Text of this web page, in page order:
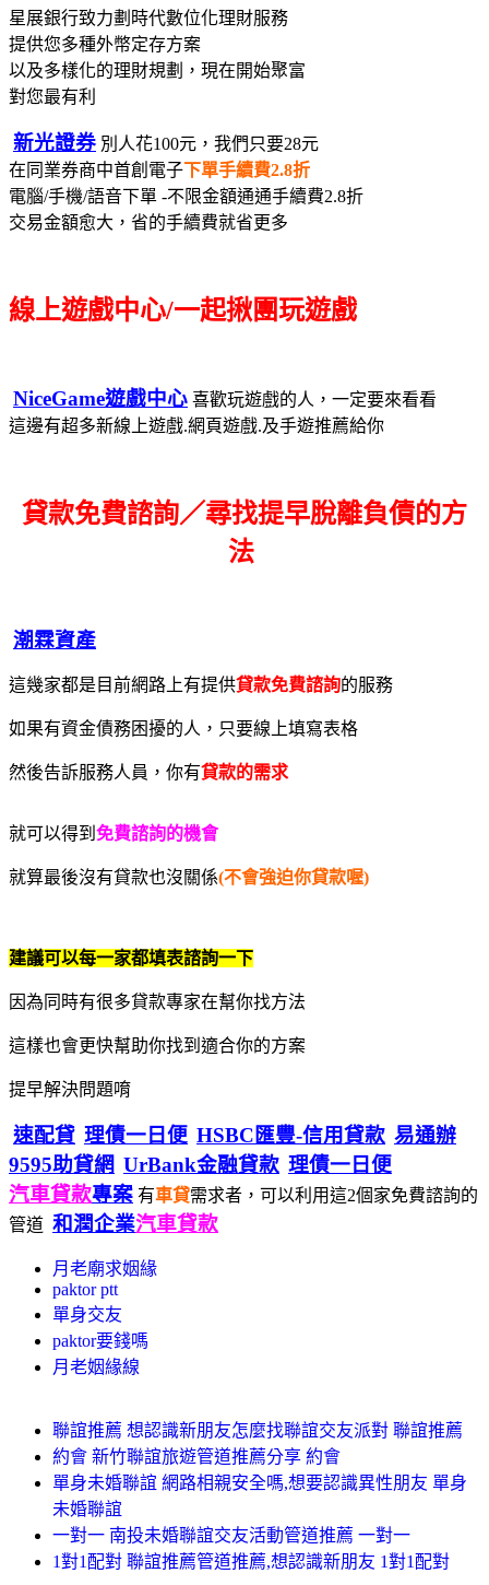
星展銀行致力劃時代數位化理財服務
提供您多種外幣定存方案
以及多樣化的理財規劃，現在開始聚富
對您最有利
新光證券 別人花100元，我們只要28元
在同業券商中首創電子下單手續費2.8折
電腦/手機/語音下單 -不限金額通通手續費2.8折
交易金額愈大，省的手續費就省更多
線上遊戲中心/一起揪團玩遊戲
NiceGame遊戲中心 喜歡玩遊戲的人，一定要來看看
這邊有超多新線上遊戲.網頁遊戲.及手遊推薦給你
貸款免費諮詢／尋找提早脫離負債的方
法
潮霖資產
這幾家都是目前網路上有提供貸款免費諮詢的服務
如果有資金債務困擾的人，只要線上填寫表格
然後告訴服務人員，你有貸款的需求
就可以得到 免費諮詢的機會
就算最後沒有貸款也沒關係(不會強迫你貸款喔)
建議可以每一家都填表諮詢一下
因為同時有很多貸款專家在幫你找方法
這樣也會更快幫助你找到適合你的方案
提早解決問題唷
速配貸 理債一日便 HSBC匯豐-信用貸款 易通辦
9595助貸網 UrBank金融貸款 理債一日便
汽車貸款專案 有車貸需求者，可以利用這2個家免費諮詢的
管道 和潤企業汽車貸款
月老廟求姻緣
paktor ptt
單身交友
paktor要錢嗎
月老姻緣線
聯誼推薦 想認識新朋友怎麼找聯誼交友派對 聯誼推薦
約會 新竹聯誼旅遊管道推薦分享 約會
單身未婚聯誼 網路相親安全嗎,想要認識異性朋友 單身
未婚聯誼
一對一 南投未婚聯誼交友活動管道推薦 一對一
1對1配對 聯誼推薦管道推薦,想認識新朋友 1對1配對